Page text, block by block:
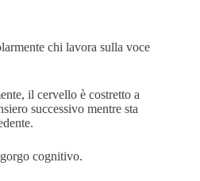
chi lavora sulla voce
il cervello è costretto a
successivo mentre sta
cognitivo.